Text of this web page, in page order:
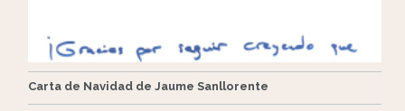
Carta de Navidad de Jaume Sanllorente